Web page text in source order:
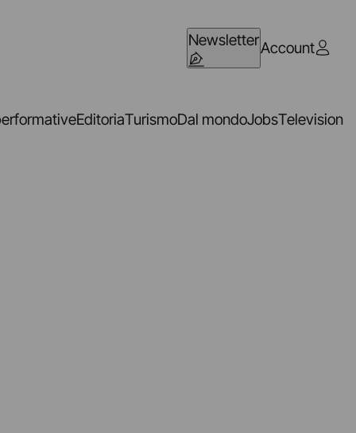
NewsletterAccount
EditoriaTurismoDal mondoJobsTelevision